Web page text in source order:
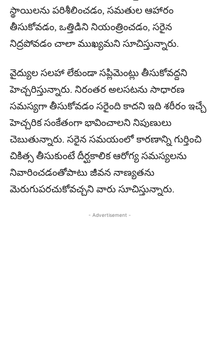
స్థాయిలను పరిశీలించడం, సమతుల ఆహారం
తీసుకోవడం, ఒత్తిడిని నియంత్రించడం, సరైన
నిద్రపోవడం చాలా ముఖ్యమని సూచిస్తున్నారు.
వైద్యుల సలహా లేకుండా సప్లిమెంట్లు తీసుకోవద్దని
హెచ్చరిస్తున్నారు. నిరంతర అలసటను సాధారణ
సమస్యగా తీసుకోవడం సరైంది కాదని ఇది శరీరం ఇచ్చే
హెచ్చరిక సంకేతంగా భావించాలని నిపుణులు
చెబుతున్నారు. సరైన సమయంలో కారణాన్ని గుర్తించి
చికిత్స తీసుకుంటే దీర్ఘకాలిక ఆరోగ్య సమస్యలను
నివారించడంతోపాటు జీవన నాణ్యతను
మెరుగుపరచుకోవచ్చని వారు సూచిస్తున్నారు.
- Advertisement -